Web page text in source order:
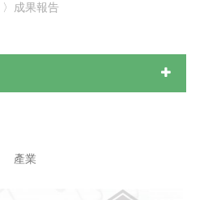
〉成果報告
產業